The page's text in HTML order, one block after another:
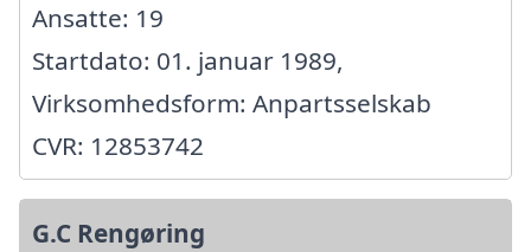
Ansatte: 19
Startdato: 01. januar 1989,
Virksomhedsform: Anpartsselskab
CVR: 12853742
G.C Rengøring